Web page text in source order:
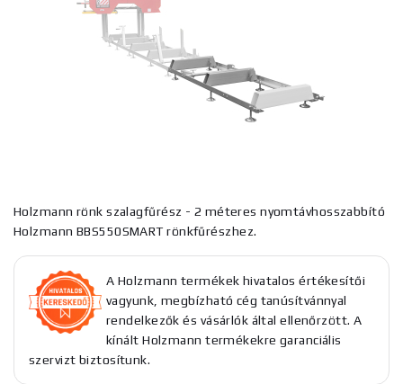
Holzmann rönk szalagfűrész - 2 méteres nyomtávhosszabbító
Holzmann BBS550SMART rönkfűrészhez.
A Holzmann termékek hivatalos értékesítői
vagyunk, megbízható cég tanúsítvánnyal
rendelkezők és vásárlók által ellenőrzött. A
kínált Holzmann termékekre garanciális
szervizt biztosítunk.